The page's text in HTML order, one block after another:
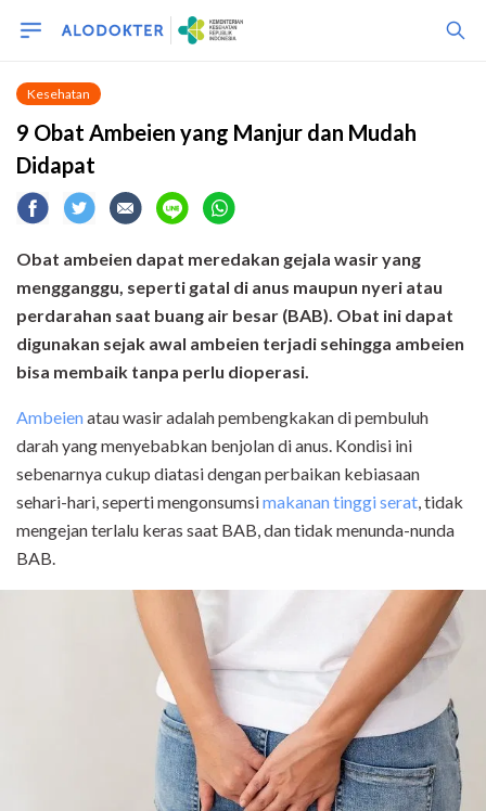
Kesehatan
9 Obat Ambeien yang Manjur dan Mudah
Didapat
Obat ambeien dapat meredakan gejala wasir yang
mengganggu, seperti gatal di anus maupun nyeri atau
perdarahan saat buang air besar (BAB). Obat ini dapat
digunakan sejak awal ambeien terjadi sehingga ambeien
bisa membaik tanpa perlu dioperasi.
Ambeienatau wasir adalah pembengkakan di pembuluh
darah yang menyebabkan benjolan di anus. Kondisi ini
sebenarnya cukup diatasi dengan perbaikan kebiasaan
sehari-hari, seperti mengonsumsimakanan tinggi serat, tidak
mengejan terlalu keras saat BAB, dan tidak menunda-nunda
BAB.